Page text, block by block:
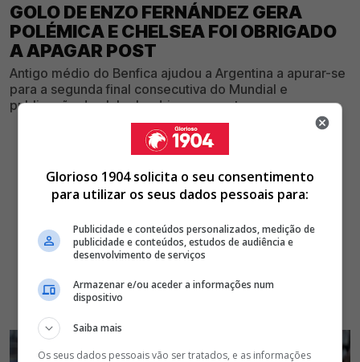
GOLO DE ENZO FERNÁNDEZ GERA
POLÉMICA E CHELSEA FOI OBRIGADO
A APAGAR POST
Antigo médio do Benfica ajudou a Argentina a apurar-se
para a segunda final consecutiva do Mundial e
publicação do clube londrino gera estresse
Glorioso 1904 solicita o seu consentimento
para utilizar os seus dados pessoais para:
Publicidade e conteúdos personalizados, medição de
publicidade e conteúdos, estudos de audiência e
desenvolvimento de serviços
Armazenar e/ou aceder a informações num
dispositivo
Saiba mais
Os seus dados pessoais vão ser tratados, e as informações